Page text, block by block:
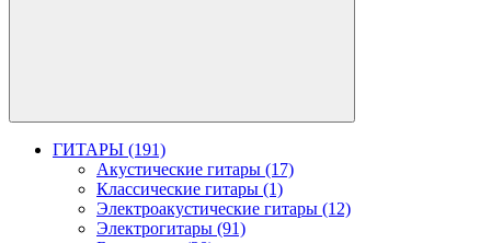
ГИТАРЫ (191)
Акустические гитары (17)
Классические гитары (1)
Электроакустические гитары (12)
Электрогитары (91)